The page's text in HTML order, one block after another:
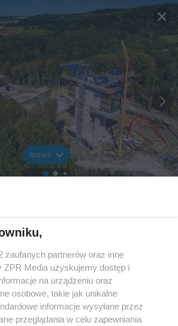
Rozwiń
zaufanych partnerów oraz inne
ZPR Media uzyskujemy dostęp i
na urządzeniu oraz
osobowe, takie jak unikalne
informacje wysyłane przez
przeglądania w celu zapewniania